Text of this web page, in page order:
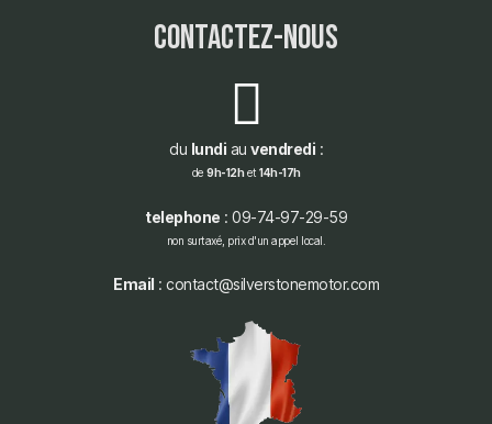
contactez-nous
du lundi au vendredi :
de 9h-12het 14h-17h
telephone : 09-74-97-29-59
non surtaxé, prix d'un appel local.
Email : contact@silverstonemotor.com